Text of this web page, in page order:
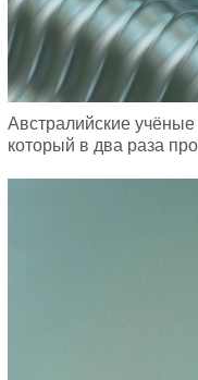
Австралийские
который в два раза